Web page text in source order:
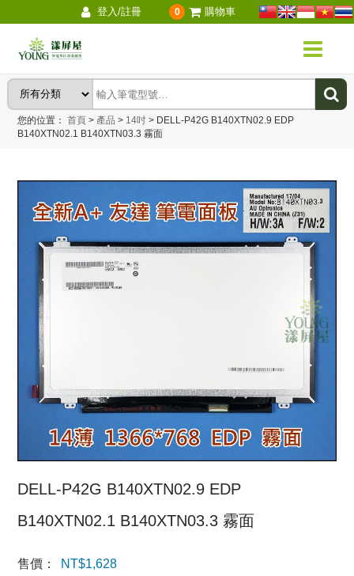
登入/註冊 0 購物車
您的位置：首頁 > 產品 > 14吋 > DELL-P42G B140XTN02.9 EDP
B140XTN02.1 B140XTN03.3 霧面
DELL-P42G B140XTN02.9 EDP
B140XTN02.1 B140XTN03.3 霧面
售價： NT$1,628